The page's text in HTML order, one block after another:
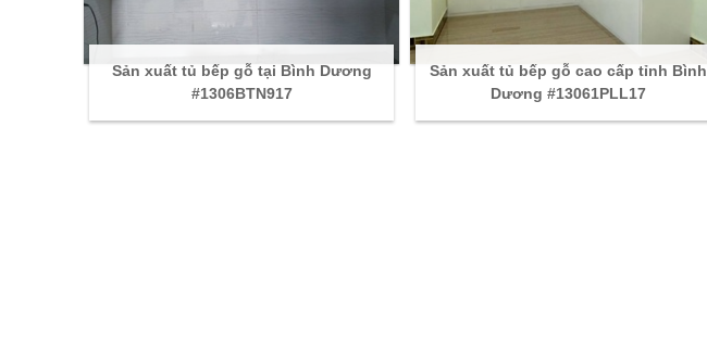
Sản xuất tủ bếp gỗ tại Bình Dương
#1306BTN917
Sản xuất tủ bếp gỗ cao cấp tỉnh Bình
Dương #13061PLL17